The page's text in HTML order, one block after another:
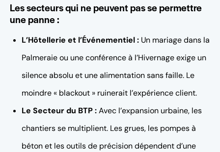
Les secteurs qui ne peuvent pas se permettre
une panne :
L’Hôtellerie et l’Événementiel : Un mariage dans la
Palmeraie ou une conférence à l’Hivernage exige un
silence absolu et une alimentation sans faille. Le
moindre « blackout » ruinerait l’expérience client.
Le Secteur du BTP :Avec l’expansion urbaine, les
chantiers se multiplient. Les grues, les pompes à
béton et les outils de précision dépendent d’une